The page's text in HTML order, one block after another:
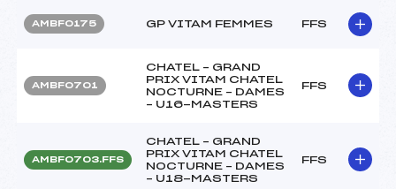
AMBF0175 GP VITAM FEMMES FFS
AMBF0701
CHATEL – GRAND
PRIX VITAM CHATEL
NOCTURNE – DAMES
– U16-MASTERS
FFS
AMBF0703.FFS
CHATEL – GRAND
PRIX VITAM CHATEL
NOCTURNE – DAMES
– U18-MASTERS
FFS